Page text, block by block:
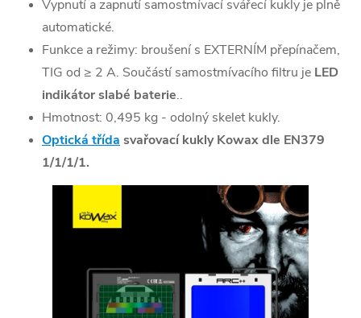
Vypnutí a zapnutí samostmívací svářecí kukly je plně
automatické.
Funkce a režimy: broušení s EXTERNÍM přepínačem,
TIG od ≥ 2 A. Součástí samostmívacího filtru je LED
indikátor slabé baterie..
Hmotnost: 0,495 kg - odolný skelet kukly.
Optická třída svařovací kukly Kowax dle EN379
1/1/1/1.